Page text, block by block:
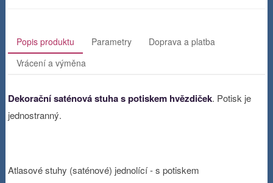
Popis produktu Parametry
Doprava a platba
Vrácení a výměna
Dekorační saténová stuha s potiskem hvězdiček. Potisk je
jednostranný.
Atlasové stuhy (saténové) jednolící - s potiskem